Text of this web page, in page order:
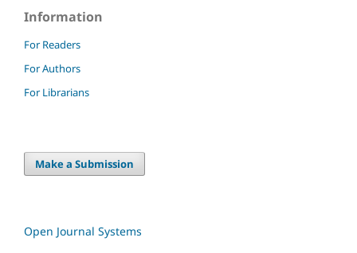
Information
For Readers
For Authors
For Librarians
Make a Submission
Open Journal Systems